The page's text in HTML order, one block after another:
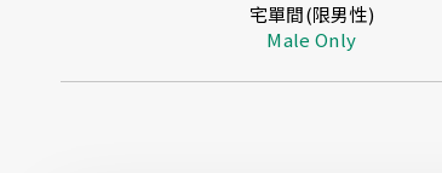
宅單間(限男性)
Male Only